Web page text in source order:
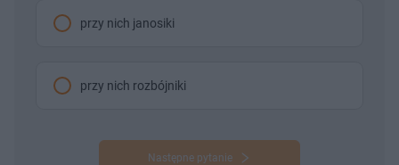
przy nich janosiki
przy nich rozbójniki
Następne pytanie